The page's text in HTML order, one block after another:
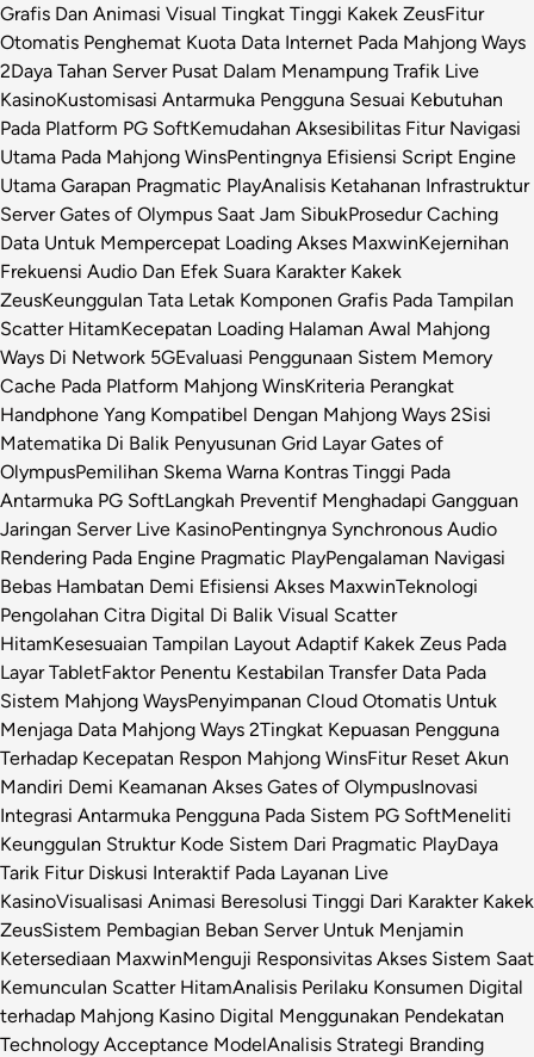
Grafis Dan Animasi Visual Tingkat Tinggi Kakek ZeusFitur
Otomatis Penghemat Kuota Data Internet Pada Mahjong Ways
2Daya Tahan Server Pusat Dalam Menampung Trafik Live
KasinoKustomisasi Antarmuka Pengguna Sesuai Kebutuhan
Pada Platform PG SoftKemudahan Aksesibilitas Fitur Navigasi
Utama Pada Mahjong WinsPentingnya Efisiensi Script Engine
Utama Garapan Pragmatic PlayAnalisis Ketahanan Infrastruktur
Server Gates of Olympus Saat Jam SibukProsedur Caching
Data Untuk Mempercepat Loading Akses MaxwinKejernihan
Frekuensi Audio Dan Efek Suara Karakter Kakek
ZeusKeunggulan Tata Letak Komponen Grafis Pada Tampilan
Scatter HitamKecepatan Loading Halaman Awal Mahjong
Ways Di Network 5GEvaluasi Penggunaan Sistem Memory
Cache Pada Platform Mahjong WinsKriteria Perangkat
Handphone Yang Kompatibel Dengan Mahjong Ways 2Sisi
Matematika Di Balik Penyusunan Grid Layar Gates of
OlympusPemilihan Skema Warna Kontras Tinggi Pada
Antarmuka PG SoftLangkah Preventif Menghadapi Gangguan
Jaringan Server Live KasinoPentingnya Synchronous Audio
Rendering Pada Engine Pragmatic PlayPengalaman Navigasi
Bebas Hambatan Demi Efisiensi Akses MaxwinTeknologi
Pengolahan Citra Digital Di Balik Visual Scatter
HitamKesesuaian Tampilan Layout Adaptif Kakek Zeus Pada
Layar TabletFaktor Penentu Kestabilan Transfer Data Pada
Sistem Mahjong WaysPenyimpanan Cloud Otomatis Untuk
Menjaga Data Mahjong Ways 2Tingkat Kepuasan Pengguna
Terhadap Kecepatan Respon Mahjong WinsFitur Reset Akun
Mandiri Demi Keamanan Akses Gates of OlympusInovasi
Integrasi Antarmuka Pengguna Pada Sistem PG SoftMeneliti
Keunggulan Struktur Kode Sistem Dari Pragmatic PlayDaya
Tarik Fitur Diskusi Interaktif Pada Layanan Live
KasinoVisualisasi Animasi Beresolusi Tinggi Dari Karakter Kakek
ZeusSistem Pembagian Beban Server Untuk Menjamin
Ketersediaan MaxwinMenguji Responsivitas Akses Sistem Saat
Kemunculan Scatter HitamAnalisis Perilaku Konsumen Digital
terhadap Mahjong Kasino Digital Menggunakan Pendekatan
Technology Acceptance ModelAnalisis Strategi Branding